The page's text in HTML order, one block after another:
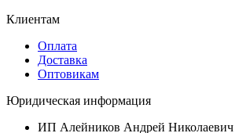
Клиентам
Оплата
Доставка
Оптовикам
Юридическая информация
ИП Алейников Андрей Николаевич